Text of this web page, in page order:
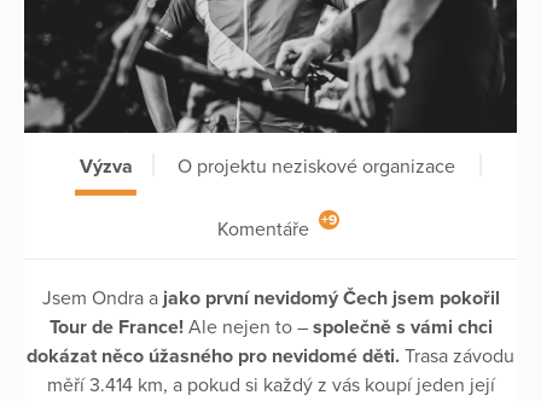
Výzva O projektu neziskové organizace
Komentáře +9
Jsem Ondra a jako první nevidomý Čech jsem pokořil
Tour de France!Ale nejen to – společně s vámi chci
dokázat něco úžasného pro nevidomé děti. Trasa závodu
měří 3.414 km, a pokud si každý z vás koupí jeden její